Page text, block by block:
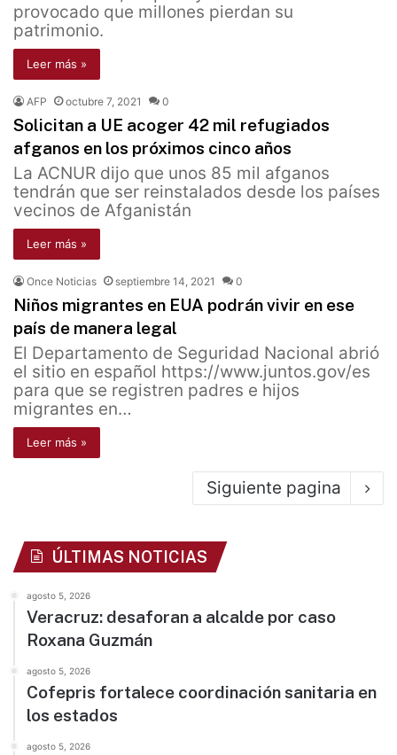
provocado que millones pierdan su
patrimonio.
Leer más »
AFP octubre 7, 2021 0
Solicitan a UE acoger 42 mil refugiados
afganos en los próximos cinco años
La ACNUR dijo que unos 85 mil afganos
tendrán que ser reinstalados desde los países
vecinos de Afganistán
Leer más »
Once Noticias septiembre 14, 2021 0
Niños migrantes en EUA podrán vivir en ese
país de manera legal
El Departamento de Seguridad Nacional abrió
el sitio en español https://www.juntos.gov/es
para que se registren padres e hijos
migrantes en…
Leer más »
Siguiente pagina
ÚLTIMAS NOTICIAS
agosto 5, 2026
Veracruz: desaforan a alcalde por caso
Roxana Guzmán
agosto 5, 2026
Cofepris fortalece coordinación sanitaria en
los estados
agosto 5, 2026